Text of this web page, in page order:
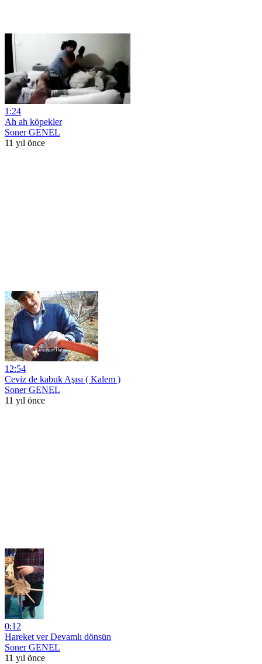
1:24
Ah ah köpekler
Soner GENEL
11 yıl önce
12:54
Ceviz de kabuk Aşısı ( Kalem )
Soner GENEL
11 yıl önce
0:12
Hareket ver Devamlı dönsün
Soner GENEL
11 yıl önce